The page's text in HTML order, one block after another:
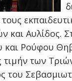
και Αυλίδος.
και Ρούφου
τιμήν των
του